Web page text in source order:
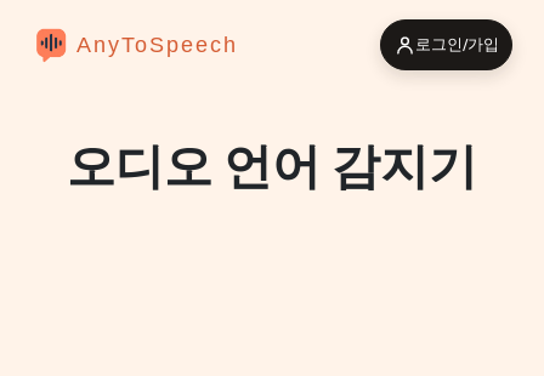
AnyToSpeech 로그인/가입
오디오 언어 감지기